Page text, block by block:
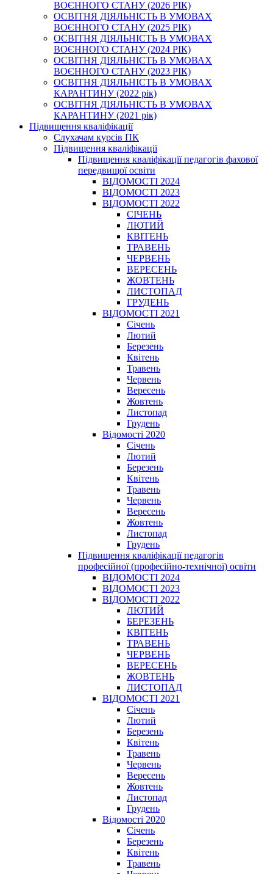
ВОЄННОГО СТАНУ (2026 РІК)
ОСВІТНЯ ДІЯЛЬНІСТЬ В УМОВАХ
ВОЄННОГО СТАНУ (2025 РІК)
ОСВІТНЯ ДІЯЛЬНІСТЬ В УМОВАХ
ВОЄННОГО СТАНУ (2024 РІК)
ОСВІТНЯ ДІЯЛЬНІСТЬ В УМОВАХ
ВОЄННОГО СТАНУ (2023 РІК)
ОСВІТНЯ ДІЯЛЬНІСТЬ В УМОВАХ
КАРАНТИНУ (2022 рік)
ОСВІТНЯ ДІЯЛЬНІСТЬ В УМОВАХ
КАРАНТИНУ (2021 рік)
Підвищення кваліфікації
Слухачам курсів ПК
Підвищення кваліфікації
Підвищення кваліфікації педагогів фахової
передвищої освіти
ВІДОМОСТІ 2024
ВІДОМОСТІ 2023
ВІДОМОСТІ 2022
СІЧЕНЬ
ЛЮТИЙ
КВІТЕНЬ
ТРАВЕНЬ
ЧЕРВЕНЬ
ВЕРЕСЕНЬ
ЖОВТЕНЬ
ЛИСТОПАД
ГРУДЕНЬ
ВІДОМОСТІ 2021
Січень
Лютий
Березень
Квітень
Травень
Червень
Вересень
Жовтень
Листопад
Грудень
Відомості 2020
Січень
Лютий
Березень
Квітень
Травень
Червень
Вересень
Жовтень
Листопад
Грудень
Підвищення кваліфікації педагогів
професійної (професійно-технічної) освіти
ВІДОМОСТІ 2024
ВІДОМОСТІ 2023
ВІДОМОСТІ 2022
ЛЮТИЙ
БЕРЕЗЕНЬ
КВІТЕНЬ
ТРАВЕНЬ
ЧЕРВЕНЬ
ВЕРЕСЕНЬ
ЖОВТЕНЬ
ЛИСТОПАД
ВІДОМОСТІ 2021
Січень
Лютий
Березень
Квітень
Травень
Червень
Вересень
Жовтень
Листопад
Грудень
Відомості 2020
Січень
Березень
Квітень
Травень